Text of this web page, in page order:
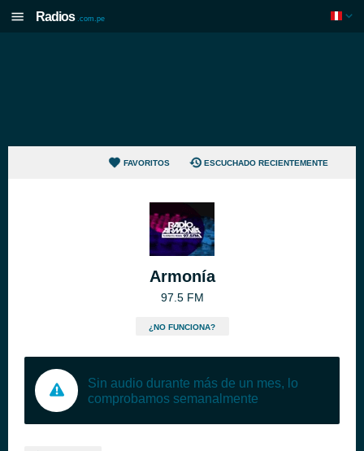
Radios .com.pe
FAVORITOS ESCUCHADO RECIENTEMENTE
Armonía
97.5 FM
¿NO FUNCIONA?
Sin audio durante más de un mes, lo
comprobamos semanalmente